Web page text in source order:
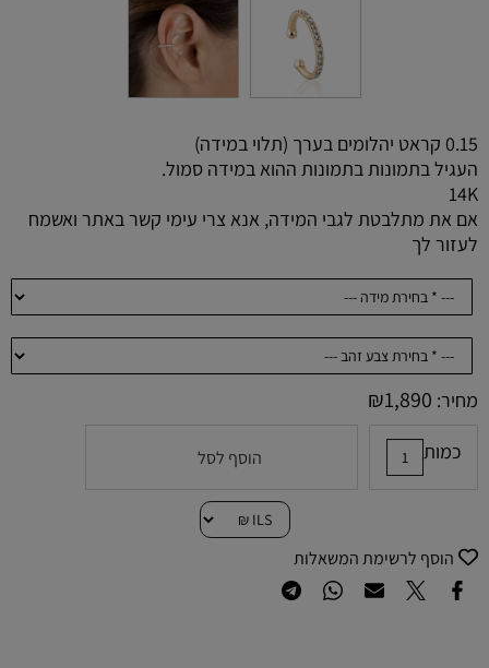
0.15 קראט יהלומים בערך (תלוי במידה)
העגיל בתמונות בתמונות ההוא במידה סמול.
14K
אם את מתלבטת לגבי המידה, אנא צרי עימי קשר באתר ואשמח
לעזור לך
מחיר: ₪1,890
כמות הוסף לסל
הוסף לרשימת המשאלות